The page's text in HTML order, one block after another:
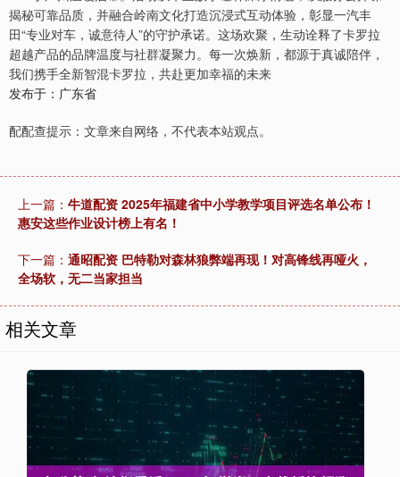
揭秘可靠品质，并融合岭南文化打造沉浸式互动体验，彰显一汽丰
田“专业对车，诚意待人”的守护承诺。这场欢聚，生动诠释了卡罗拉
超越产品的品牌温度与社群凝聚力。每一次焕新，都源于真诚陪伴，
我们携手全新智混卡罗拉，共赴更加幸福的未来
发布于：广东省
配配查提示：文章来自网络，不代表本站观点。
上一篇： 牛道配资 2025年福建省中小学教学项目评选名单公布！
惠安这些作业设计榜上有名！
下一篇： 通昭配资 巴特勒对森林狼弊端再现！对高锋线再哑火，
全场软，无二当家担当
相关文章